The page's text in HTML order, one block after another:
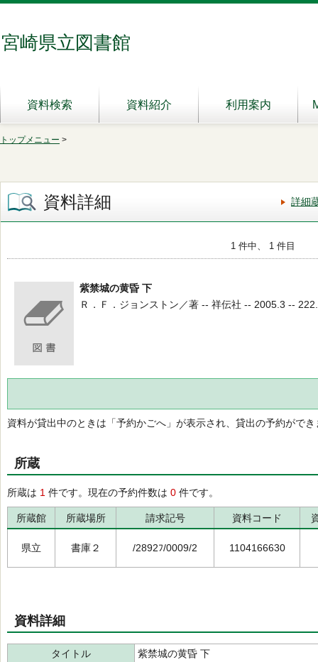
宮崎県立図書館
資料検索 資料紹介 利用案内
トップメニュー >
資料詳細 詳細
1 件中、 1 件目
紫禁城の黄昏 下
Ｒ．Ｆ．ジョンストン／著 -- 祥伝社 -- 2005.3 --
資料が貸出中のときは「予約かごへ」が表示され、貸出の予約ができ
所蔵
所蔵は 1 件です。現在の予約件数は 0 件です。
所蔵館 所蔵場所 請求記号 資料コード
県立 書庫２ /2892ﾌ/0009/2 1104166630
資料詳細
タイトル
紫禁城の黄昏 下